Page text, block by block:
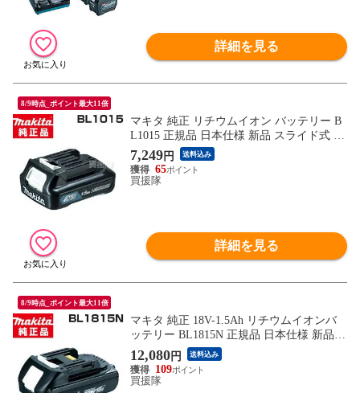
詳細を見る
8/9時点_ポイント最大11倍
マキタ 純正 リチウムイオン バッテリー B
L1015 正規品 日本仕様 新品 スライド式 1
0.8V-1.5Ah【充電式 バッテリー式 電動 バ
ッテリー 交換品 オプション 替え 工具 diy
充電池 makita 正規品 マキタ 純正 BL1015
7,249円 送料込み
65
買援隊
詳細を見る
8/9時点_ポイント最大11倍
マキタ 純正 18V-1.5Ah リチウムイオンバ
ッテリー BL1815N 正規品 日本仕様 新品
【充電式 バッテリー式 電動 バッテリー 交
換品 オプション 替え 工具 diy 充電池 makit
a 正規品 マキタ 純正 充電器 日本仕様 マキ
12,080円 送料込み
109
買援隊